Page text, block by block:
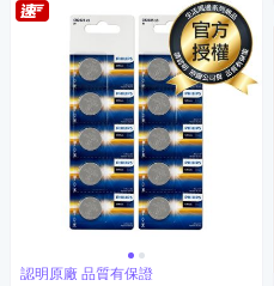
認明原廠 品質有保證